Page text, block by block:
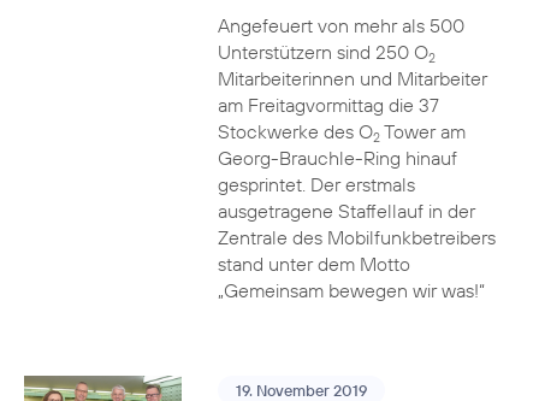
Angefeuert von mehr als 500
Unterstützern sind 250 O2
Mitarbeiterinnen und Mitarbeiter
am Freitagvormittag die 37
Stockwerke des O2Tower am
Georg-Brauchle-Ring hinauf
gesprintet. Der erstmals
ausgetragene Staffellauf in der
Zentrale des Mobilfunkbetreibers
stand unter dem Motto
„Gemeinsam bewegen wir was!“
19. November 2019